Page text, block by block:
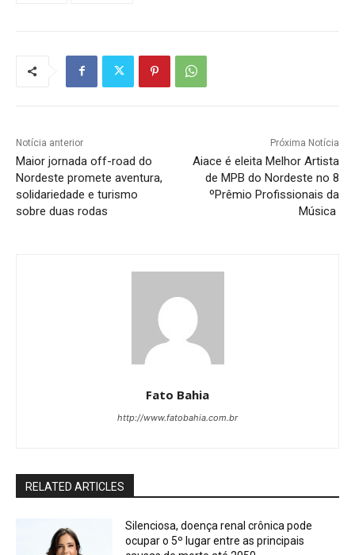
Notícia anterior
Maior jornada off-road do
Nordeste promete aventura,
solidariedade e turismo
sobre duas rodas
Próxima Notícia
Aiace é eleita Melhor Artista
de MPB do Nordeste no 8
ºPrêmio Profissionais da
Música
Fato Bahia
http://www.fatobahia.com.br
RELATED ARTICLES
Silenciosa, doença renal crônica pode
ocupar o 5º lugar entre as principais